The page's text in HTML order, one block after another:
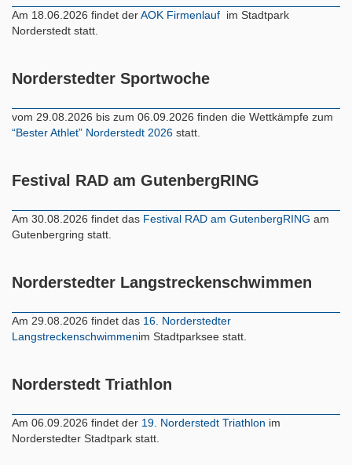
Am 18.06.2026 findet derAOK Firmenlauf im Stadtpark
Norderstedt statt.
Norderstedter Sportwoche
vom 29.08.2026 bis zum 06.09.2026 finden die Wettkämpfe zum
“Bester Athlet” Norderstedt 2026 statt.
Festival RAD am GutenbergRING
Am 30.08.2026 findet das Festival RAD am GutenbergRING am
Gutenbergring statt.
Norderstedter Langstreckenschwimmen
Am 29.08.2026 findet das 16. Norderstedter
Langstreckenschwimmenim Stadtparksee statt.
Norderstedt Triathlon
Am 06.09.2026 findet der 19. Norderstedt Triathlon im
Norderstedter Stadtpark statt.